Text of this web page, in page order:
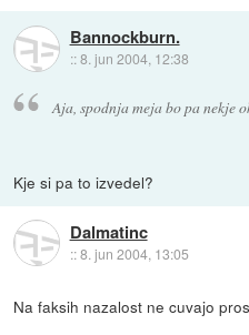
Bannockburn.
::8. jun 2004, 12:38
Aja, spodnja meja bo pa nekje
Kje si pa to izvedel?
Dalmatinc
::8. jun 2004, 13:05
Na faksih nazalost ne cuvajo